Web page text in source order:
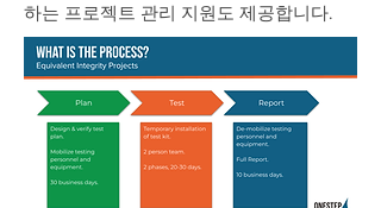
하는 프로젝트 관리 지원도 제공합니다.